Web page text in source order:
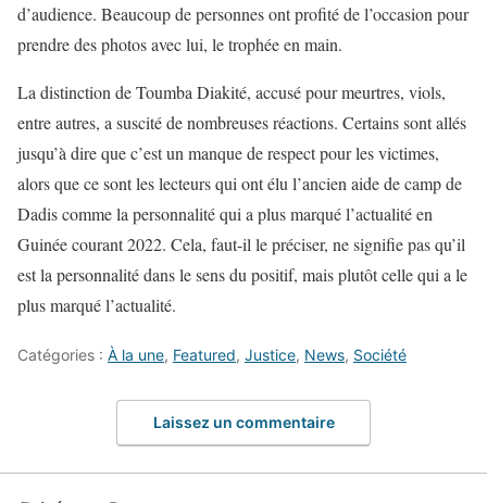
d’audience. Beaucoup de personnes ont profité de l’occasion pour
prendre des photos avec lui, le trophée en main.
La distinction de Toumba Diakité, accusé pour meurtres, viols,
entre autres, a suscité de nombreuses réactions. Certains sont allés
jusqu’à dire que c’est un manque de respect pour les victimes,
alors que ce sont les lecteurs qui ont élu l’ancien aide de camp de
Dadis comme la personnalité qui a plus marqué l’actualité en
Guinée courant 2022. Cela, faut-il le préciser, ne signifie pas qu’il
est la personnalité dans le sens du positif, mais plutôt celle qui a le
plus marqué l’actualité.
Catégories : À la une, Featured, Justice, News, Société
Laissez un commentaire